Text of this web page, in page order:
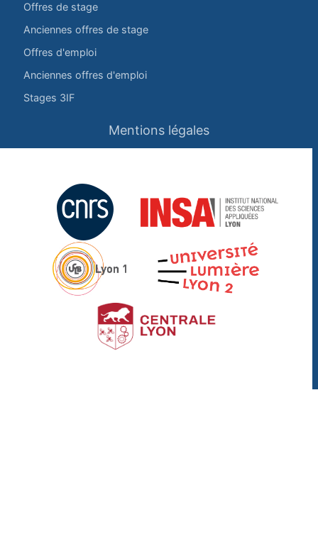
Offres de stage
Anciennes offres de stage
Offres d'emploi
Anciennes offres d'emploi
Stages 3IF
Mentions légales